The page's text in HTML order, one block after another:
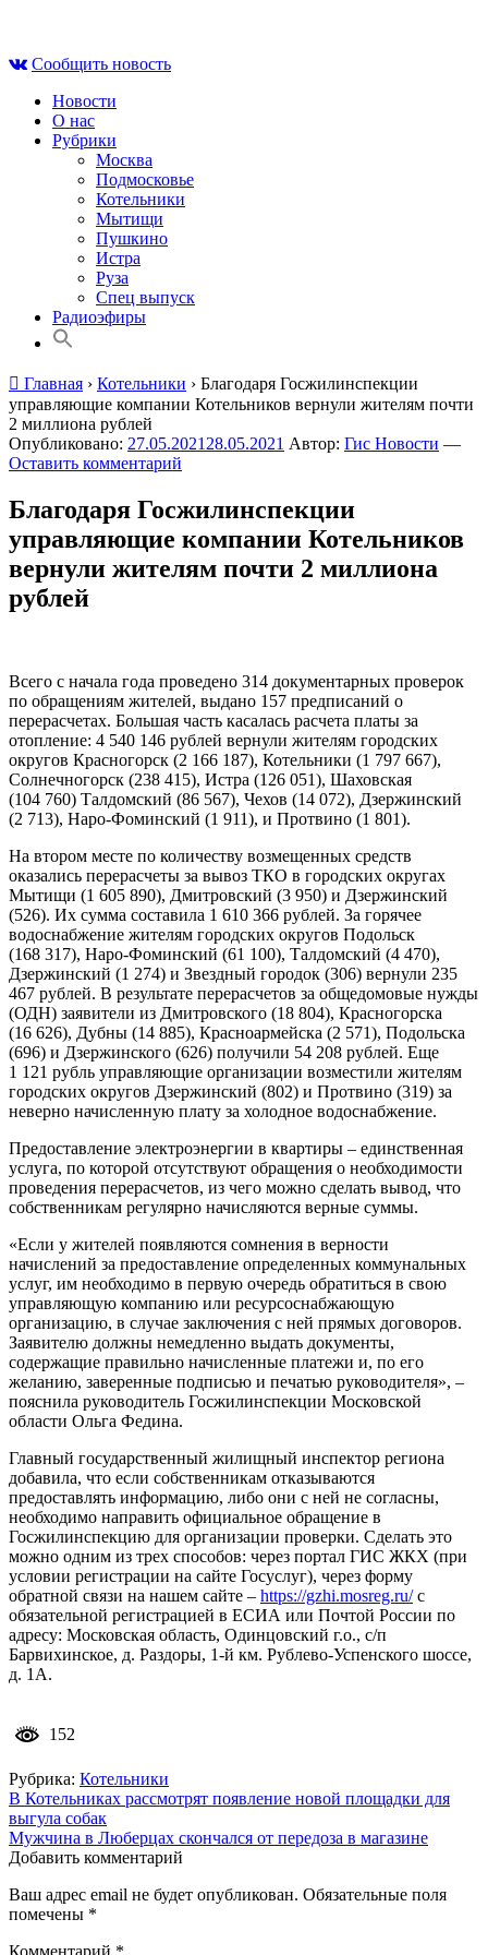
contentСообщить новость
Новости
О нас
Рубрики
Москва
Подмосковье
Котельники
Мытищи
Пушкино
Истра
Руза
Спец выпуск
Радиоэфиры
Главная › Котельники › Благодаря Госжилинспекции
управляющие компании Котельников вернули жителям почти
2 миллиона рублей
Опубликовано: 27.05.2021 28.05.2021 Автор: Гис Новости —
Оставить комментарий
Благодаря Госжилинспекции
управляющие компании Котельников
вернули жителям почти 2 миллиона
рублей
Всего с начала года проведено 314 документарных проверок
по обращениям жителей, выдано 157 предписаний о
перерасчетах. Большая часть касалась расчета платы за
отопление: 4 540 146 рублей вернули жителям городских
округов Красногорск (2 166 187), Котельники (1 797 667),
Солнечногорск (238 415), Истра (126 051), Шаховская
(104 760) Талдомский (86 567), Чехов (14 072), Дзержинский
(2 713), Наро-Фоминский (1 911), и Протвино (1 801).
На втором месте по количеству возмещенных средств
оказались перерасчеты за вывоз ТКО в городских округах
Мытищи (1 605 890), Дмитровский (3 950) и Дзержинский
(526). Их сумма составила 1 610 366 рублей. За горячее
водоснабжение жителям городских округов Подольск
(168 317), Наро-Фоминский (61 100), Талдомский (4 470),
Дзержинский (1 274) и Звездный городок (306) вернули 235
467 рублей. В результате перерасчетов за общедомовые нужды
(ОДН) заявители из Дмитровского (18 804), Красногорска
(16 626), Дубны (14 885), Красноармейска (2 571), Подольска
(696) и Дзержинского (626) получили 54 208 рублей. Еще
1 121 рубль управляющие организации возместили жителям
городских округов Дзержинский (802) и Протвино (319) за
неверно начисленную плату за холодное водоснабжение.
Предоставление электроэнергии в квартиры – единственная
услуга, по которой отсутствуют обращения о необходимости
проведения перерасчетов, из чего можно сделать вывод, что
собственникам регулярно начисляются верные суммы.
«Если у жителей появляются сомнения в верности
начислений за предоставление определенных коммунальных
услуг, им необходимо в первую очередь обратиться в свою
управляющую компанию или ресурсоснабжающую
организацию, в случае заключения с ней прямых договоров.
Заявителю должны немедленно выдать документы,
содержащие правильно начисленные платежи и, по его
желанию, заверенные подписью и печатью руководителя», –
пояснила руководитель Госжилинспекции Московской
области Ольга Федина.
Главный государственный жилищный инспектор региона
добавила, что если собственникам отказываются
предоставлять информацию, либо они с ней не согласны,
необходимо направить официальное обращение в
Госжилинспекцию для организации проверки. Сделать это
можно одним из трех способов: через портал ГИС ЖКХ (при
условии регистрации на сайте Госуслуг), через форму
обратной связи на нашем сайте – https://gzhi.mosreg.ru/с
обязательной регистрацией в ЕСИА или Почтой России по
адресу: Московская область, Одинцовский г.о., с/п
Барвихинское, д. Раздоры, 1-й км. Рублево-Успенского шоссе,
д. 1А.
152
Рубрика: Котельники
Навигация
по
записям
В Котельниках рассмотрят появление новой площадки для
выгула собак
Мужчина в Люберцах скончался от передоза в магазине
Добавить комментарий
Ваш адрес email не будет опубликован. Обязательные поля
помечены *
Комментарий *